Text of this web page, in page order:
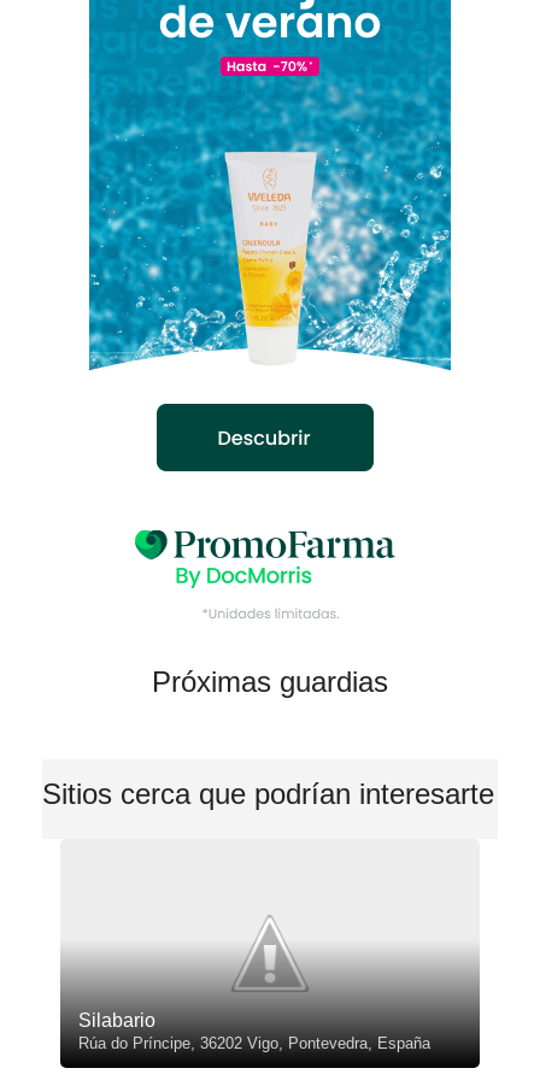
Próximas guardias
Sitios cerca que podrían interesarte
Silabario
Rúa do Príncipe, 36202 Vigo, Pontevedra, España